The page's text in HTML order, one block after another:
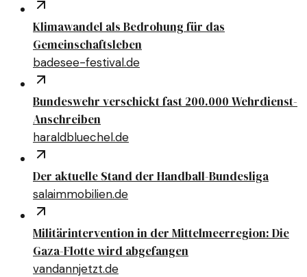
Klimawandel als Bedrohung für das
Gemeinschaftsleben
badesee-festival.de
Bundeswehr verschickt fast 200.000 Wehrdienst-
Anschreiben
haraldbluechel.de
Der aktuelle Stand der Handball-Bundesliga
salaimmobilien.de
Militärintervention in der Mittelmeerregion: Die
Gaza-Flotte wird abgefangen
vandannjetzt.de